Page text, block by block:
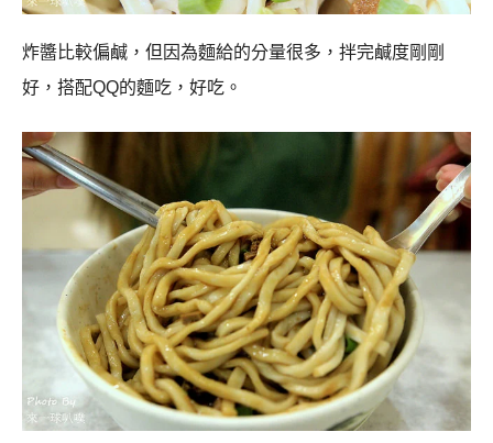
炸醬比較偏鹹，但因為麵給的分量很多，拌完鹹度剛剛
好，搭配QQ的麵吃，好吃。